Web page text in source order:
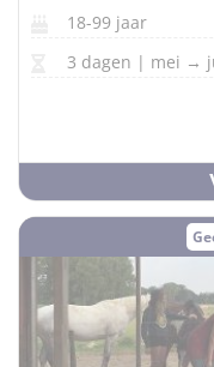
18-99 jaar
3 dagen | mei →